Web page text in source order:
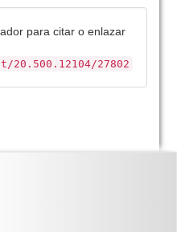
para citar o enlazar
27802